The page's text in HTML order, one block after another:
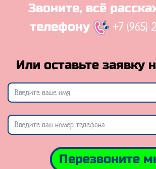
Звоните, всё
телефону
+7 (965)
Или оставьте заявку
Перезвоните